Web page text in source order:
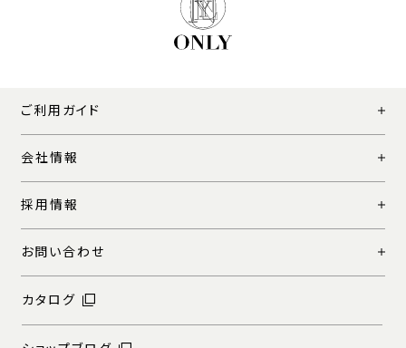
ご利用ガイド
会社情報
採用情報
お問い合わせ
カタログ